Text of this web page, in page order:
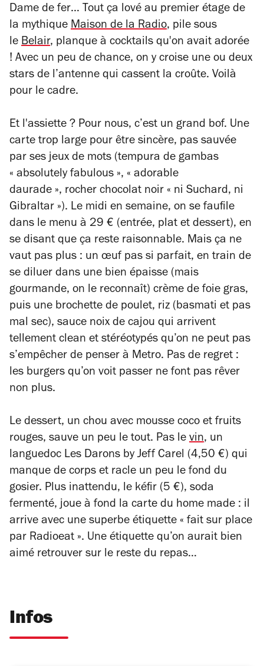
Dame de fer… Tout ça lové au premier étage de
la mythique Maison de la Radio, pile sous
le Belair, planque à cocktails qu'on avait adorée
! Avec un peu de chance, on y croise une ou deux
stars de l’antenne qui cassent la croûte. Voilà
pour le cadre.
Et l'assiette ? Pour nous, c’est un grand bof. Une
carte trop large pour être sincère, pas sauvée
par ses jeux de mots (tempura de gambas
« absolutely fabulous », « adorable
daurade », rocher chocolat noir « ni Suchard, ni
Gibraltar »). Le midi en semaine, on se faufile
dans le menu à 29 € (entrée, plat et dessert), en
se disant que ça reste raisonnable. Mais ça ne
vaut pas plus : un œuf pas si parfait, en train de
se diluer dans une bien épaisse (mais
gourmande, on le reconnaît) crème de foie gras,
puis une brochette de poulet, riz (basmati et pas
mal sec), sauce noix de cajou qui arrivent
tellement clean et stéréotypés qu’on ne peut pas
s’empêcher de penser à Metro. Pas de regret :
les burgers qu’on voit passer ne font pas rêver
non plus.
Le dessert, un chou avec mousse coco et fruits
rouges, sauve un peu le tout. Pas le vin, un
languedoc Les Darons by Jeff Carel (4,50 €) qui
manque de corps et racle un peu le fond du
gosier. Plus inattendu, le kéfir (5 €), soda
fermenté, joue à fond la carte du home made : il
arrive avec une superbe étiquette « fait sur place
par Radioeat ». Une étiquette qu’on aurait bien
aimé retrouver sur le reste du repas…
Infos